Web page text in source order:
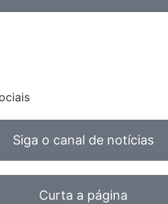
Siga o canal de notícias
Curta a página